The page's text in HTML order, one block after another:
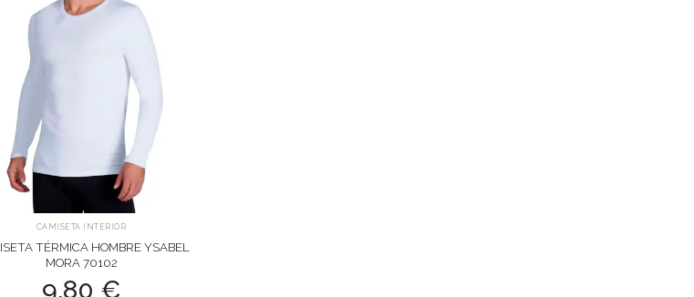
CAMISETA INTERIOR
TÉRMICA HOMBRE YSABEL
MORA 70102
9,80 €